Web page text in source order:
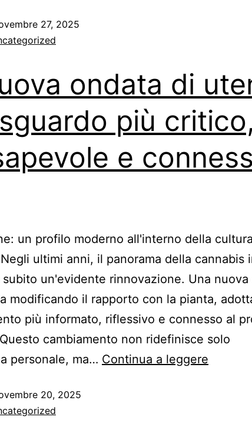
27, 2025
ondata di
più critico,
e
un profilo moderno all'interno della cultura
ultimi anni, il panorama della cannabis
subito un'evidente rinnovazione. Una nuova
modificando il rapporto con la pianta,
più informato, riflessivo e connesso al
cambiamento non ridefinisce solo
personale, ma… Continua a leggere
20, 2025